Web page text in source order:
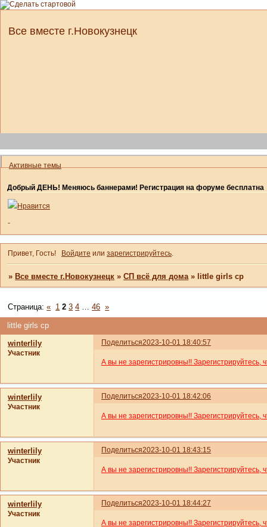
Все вместе г.Новокузнецк
Активные темы
Добрый ДЕНЬ! Меняюсь баннерами! Регистрация на форуме бесплатна
Нравится
-
Привет, Гость! Войдите или зарегистрируйтесь.
»Все вместе г.Новокузнецк »СП всё для дома » little girls cp
little girls cp
Страница:« 1 2 3 4 … 46 »
Поделиться2023-10-01 18:40:57
winterlily
Участник
А вы не зарегистрировны!! Зарегистрируйтесь,
Поделиться2023-10-01 18:42:06
winterlily
Участник
А вы не зарегистрировны!! Зарегистрируйтесь,
Поделиться2023-10-01 18:43:15
winterlily
Участник
А вы не зарегистрировны!! Зарегистрируйтесь,
Поделиться2023-10-01 18:44:27
winterlily
Участник
А вы не зарегистрировны!! Зарегистрируйтесь,